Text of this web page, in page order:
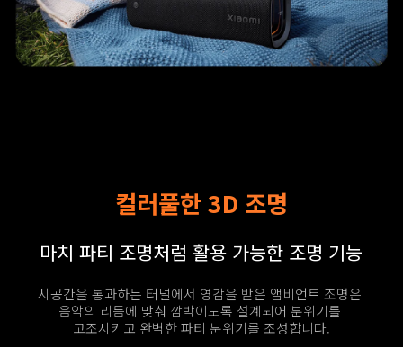
컬러풀한 3D 조명
마치 파티 조명처럼 활용 가능한 조명 기능
시공간을 통과하는 터널에서 영감을 받은 앰비언트 조명은
음악의 리듬에 맞춰 깜박이도록 설계되어 분위기를
고조시키고 완벽한 파티 분위기를 조성합니다.